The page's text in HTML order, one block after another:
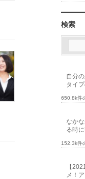
検索
自分
タイ
650.8k件
なか
る時
152.3k件
【
メ！